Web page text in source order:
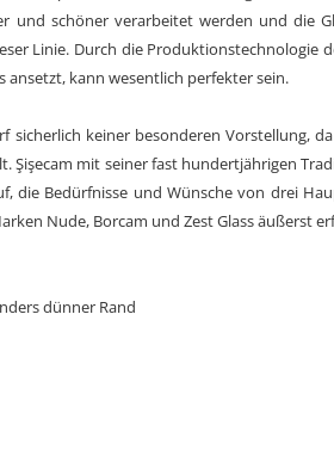
und schöner verarbeitet werden und die
Linie. Durch die Produktionstechnologie
ansetzt, kann wesentlich perfekter sein.
sicherlich keiner besonderen
Şişecam mit seiner fast hundertjährigen
die Bedürfnisse und Wünsche von drei
Nude, Borcam und Zest Glass äußerst
dünner Rand